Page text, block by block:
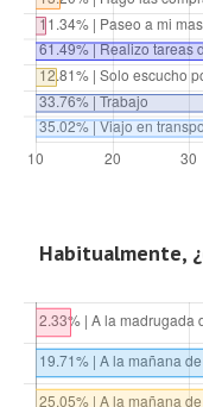
Habitualmente,